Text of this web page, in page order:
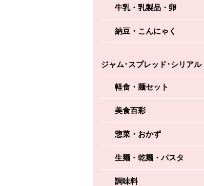
牛乳・乳製品・卵
納豆・こんにゃく
ジャム･スプレッド･シリアル
軽食・麺セット
美食百彩
惣菜・おかず
生麺・乾麺・パスタ
調味料